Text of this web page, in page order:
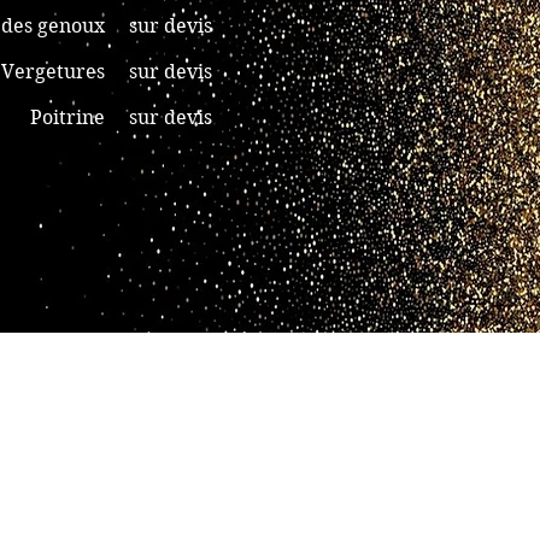
des genoux sur devis
Vergetures sur devis
Poitrine sur devis